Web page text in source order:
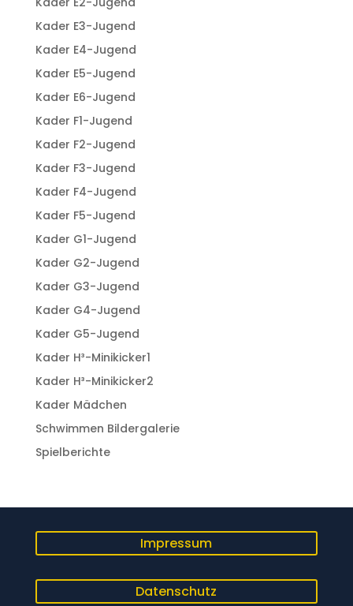
Kader E3-Jugend
Kader E4-Jugend
Kader E5-Jugend
Kader E6-Jugend
Kader F1-Jugend
Kader F2-Jugend
Kader F3-Jugend
Kader F4-Jugend
Kader F5-Jugend
Kader G1-Jugend
Kader G2-Jugend
Kader G3-Jugend
Kader G4-Jugend
Kader G5-Jugend
Kader H³-Minikicker1
Kader H³-Minikicker2
Kader Mädchen
Schwimmen Bildergalerie
Spielberichte
Impressum
Datenschutz